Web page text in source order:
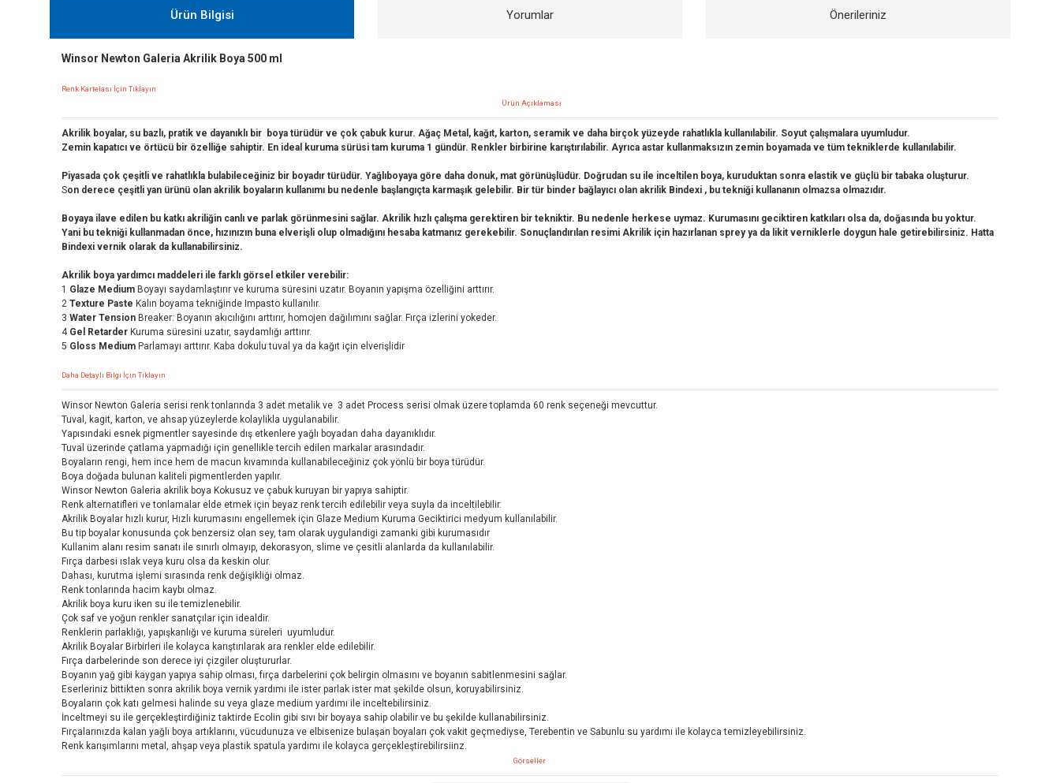
Ürün Bilgisi Yorumlar Önerileriniz
Winsor Newton Galeria Akrilik Boya 500 ml
Renk Kartelası İçin Tıklayın
Ürün Açıklaması
Akrilik boyalar, su bazlı, pratik ve dayanıklı bir boya türüdür ve çok çabuk kurur. Ağaç Metal, kağıt, karton, seramik ve daha birçok yüzeyde rahatlıkla kullanılabilir. Soyut çalışmalara uyumludur.
Zemin kapatıcı ve örtücü bir özelliğe sahiptir. En ideal kuruma sürüsi tam kuruma 1 gündür. Renkler birbirine karıştırılabilir. Ayrıca astar kullanmaksızın zemin boyamada ve tüm tekniklerde kullanılabilir.
Piyasada çok çeşitli ve rahatlıkla bulabileceğiniz bir boyadır türüdür. Yağlıboyaya göre daha donuk, mat görünüşlüdür. Doğrudan su ile inceltilen boya, kuruduktan sonra elastik ve güçlü bir tabaka oluşturur.
Son derece çeşitli yan ürünü olan akrilik boyaların kullanımı bu nedenle başlangıçta karmaşık gelebilir. Bir tür binder bağlayıcı olan akrilik Bindexi , bu tekniği kullananın olmazsa olmazıdır.
Boyaya ilave edilen bu katkı akriliğin canlı ve parlak görünmesini sağlar. Akrilik hızlı çalışma gerektiren bir tekniktir. Bu nedenle herkese uymaz. Kurumasını geciktiren katkıları olsa da, doğasında bu yoktur.
Yani bu tekniği kullanmadan önce, hızınızın buna elverişli olup olmadığını hesaba katmanız gerekebilir. Sonuçlandırılan resimi Akrilik için hazırlanan sprey ya da likit verniklerle doygun hale getirebilirsiniz. Hatta
Bindexi vernik olarak da kullanabilirsiniz.
Akrilik boya yardımcı maddeleri ile farklı görsel etkiler verebilir:
1 Glaze Medium Boyayı saydamlaştırır ve kuruma süresini uzatır. Boyanın yapışma özelliğini arttırır.
2 Texture Paste Kalın boyama tekniğinde Impasto kullanılır.
3 Water Tension Breaker: Boyanın akıcılığını arttırır, homojen dağılımını sağlar. Fırça izlerini yokeder.
4 Gel Retarder Kuruma süresini uzatır, saydamlığı arttırır.
5 Gloss Medium Parlamayı arttırır. Kaba dokulu tuval ya da kağıt için elverişlidir
Daha Detaylı Bilgi İçin Tıklayın
Winsor Newton Galeria serisi renk tonlarında 3 adet metalik ve 3 adet Process serisi olmak üzere toplamda 60 renk seçeneği mevcuttur.
Tuval, kagit, karton, ve ahsap yüzeylerde kolaylikla uygulanabilir.
Yapısındaki esnek pigmentler sayesinde dış etkenlere yağlı boyadan daha dayanıklıdır.
Tuval üzerinde çatlama yapmadığı için genellikle tercih edilen markalar arasındadır.
Boyaların rengi, hem ince hem de macun kıvamında kullanabileceğiniz çok yönlü bir boya türüdür.
Boya doğada bulunan kaliteli pigmentlerden yapılır.
Winsor Newton Galeria akrilik boya Kokusuz ve çabuk kuruyan bir yapıya sahiptir.
Renk alternatifleri ve tonlamalar elde etmek için beyaz renk tercih edilebilir veya suyla da inceltilebilir.
Akrilik Boyalar hızlı kurur, Hızlı kurumasını engellemek için Glaze Medium Kuruma Geciktirici medyum kullanılabilir.
Bu tip boyalar konusunda çok benzersiz olan sey, tam olarak uygulandigi zamanki gibi kurumasıdır
Kullanim alanı resim sanatı ile sınırlı olmayıp, dekorasyon, slime ve çesitli alanlarda da kullanılabilir.
Fırça darbesi ıslak veya kuru olsa da keskin olur.
Dahası, kurutma işlemi sırasında renk değişikliği olmaz.
Renk tonlarında hacim kaybı olmaz.
Akrilik boya kuru iken su ile temizlenebilir.
Çok saf ve yoğun renkler sanatçılar için idealdir.
Renklerin parlaklığı, yapışkanlığı ve kuruma süreleri uyumludur.
Akrilik Boyalar Birbirleri ile kolayca karıştırılarak ara renkler elde edilebilir.
Fırça darbelerinde son derece iyi çizgiler oluştururlar.
Boyanın yağ gibi kaygan yapıya sahip olması, fırça darbelerini çok belirgin olmasını ve boyanın sabitlenmesini sağlar.
Eserleriniz bittikten sonra akrilik boya vernik yardımı ile ister parlak ister mat şekilde olsun, koruyabilirsiniz.
Boyaların çok katı gelmesi halinde su veya glaze medium yardımı ile inceltebilirsiniz.
İnceltmeyi su ile gerçekleştirdiğiniz taktirde Ecolin gibi sıvı bir boyaya sahip olabilir ve bu şekilde kullanabilirsiniz.
Fırçalarınızda kalan yağlı boya artıklarını, vücudunuza ve elbisenize bulaşan boyaları çok vakit geçmediyse, Terebentin ve Sabunlu su yardımı ile kolayca temizleyebilirsiniz.
Renk karışımlarını metal, ahşap veya plastik spatula yardımı ile kolayca gerçekleştirebilirsiinz.
Görseller